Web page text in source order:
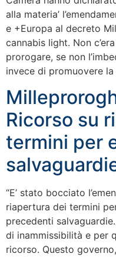
alla materia’
e +Europa al decreto
cannabis light. Non
prorogare, se non
invece di promuovere
Ricorso su
termini per
“E’ stato bocciato
riapertura dei termini
precedenti
di inammissibilità e per
ricorso. Questo